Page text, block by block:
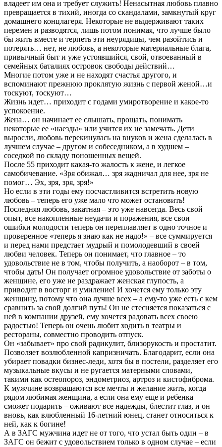
владеет им она и требует служить! Ненасытная любовь плавно
превращается в тихий, иногда со скандалами, замкнутый круг
домашнего концлагеря. Некоторые не выдерживают таких
перемен и разводятся, лишь потом понимая, что лучше было
бы жить вместе и терпеть эти неурядицы, чем разойтись и
потерять… нет, не любовь, а некоторые материальные блага,
привычный быт и уже устоявшийся, свой, отвоеванный в
семейных баталиях островок свободы действий…
Многие потом уже и не находят счастья другого, и
вспоминают прежнюю проклятую жизнь с первой женой…и
тоскуют, тоскуют…
Жизнь идет… приходит с годами умиротворение и какое-то
успокоение.
Жена… он начинает ее слышать, прощать, понимать
некоторые ее «наезды» или учится их не замечать. Дети
выросли, любовь перекинулась на внуков и жена сделалась в
лучшем случае – другом и собеседником, а в худшем –
соседкой по складу поношенных вещей.
После 55 приходит какая-то жалость к жене, и легкое
самобичевание. «Зря обижал… зря жадничал для нее, зря не
помог… Эх, зря, зря, зря!»
Но если в эти годы ему посчастливится встретить новую
любовь – теперь его уже мало что может остановить!
Последняя любовь, закатная – это уже навсегда. Весь свой
опыт, все накопленные неудачи и поражения, все свои
ошибки молодости теперь он переплавляет в одно точное и
проверенное «теперь я знаю как не надо!» – все суммируется
и перед нами предстает мудрый и помолодевший в своей
любви человек. Теперь он понимает, что главное – то
удовольствие не в том, чтобы получить, а наоборот – в том,
чтобы дать! Он получает огромное удовольствие от заботы о
женщине, его уже не раздражает женская глупость, а
приводит в восторг и умиление! И хочется ему только эту
женщину, потому что она лучше всех – а ему-то уже есть с кем
сравнить за свой долгий путь! Он не стесняется показаться с
ней в компании друзей, ему хочется радовать всех своею
радостью! Теперь он очень любит ходить в театры и
рестораны, совместно проводить отпуск.
Он «забывает» про свой радикулит, близорукость и простатит.
Позволяет возлюбленной капризничать. Благодарит, если она
убирает повадки бизнес-леди, хотя бы в постели, разделяет его
музыкальные вкусы и не ругается матерными словами,
такими как остеопороз, эндометриоз, артроз и кистофиброма.
К мужчине возвращаются все мечты и желание жить, когда
рядом любимая женщина, а если она ему еще и ребенка
сможет подарить – оживают все надежды, блестит глаз, и он
вновь, как влюбленный 16-летний юнец, станет относиться к
ней, как к богине!
А в ЗАГС мужчина идет не от того, что устал быть один – в
ЗАГС он бежит с удовольствием только в одном случае – если